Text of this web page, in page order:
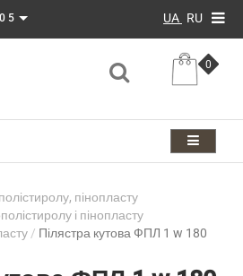
UA RU
0
пінопласту
і пінопласту
Пілястра кутова ФПЛ 1 w 180